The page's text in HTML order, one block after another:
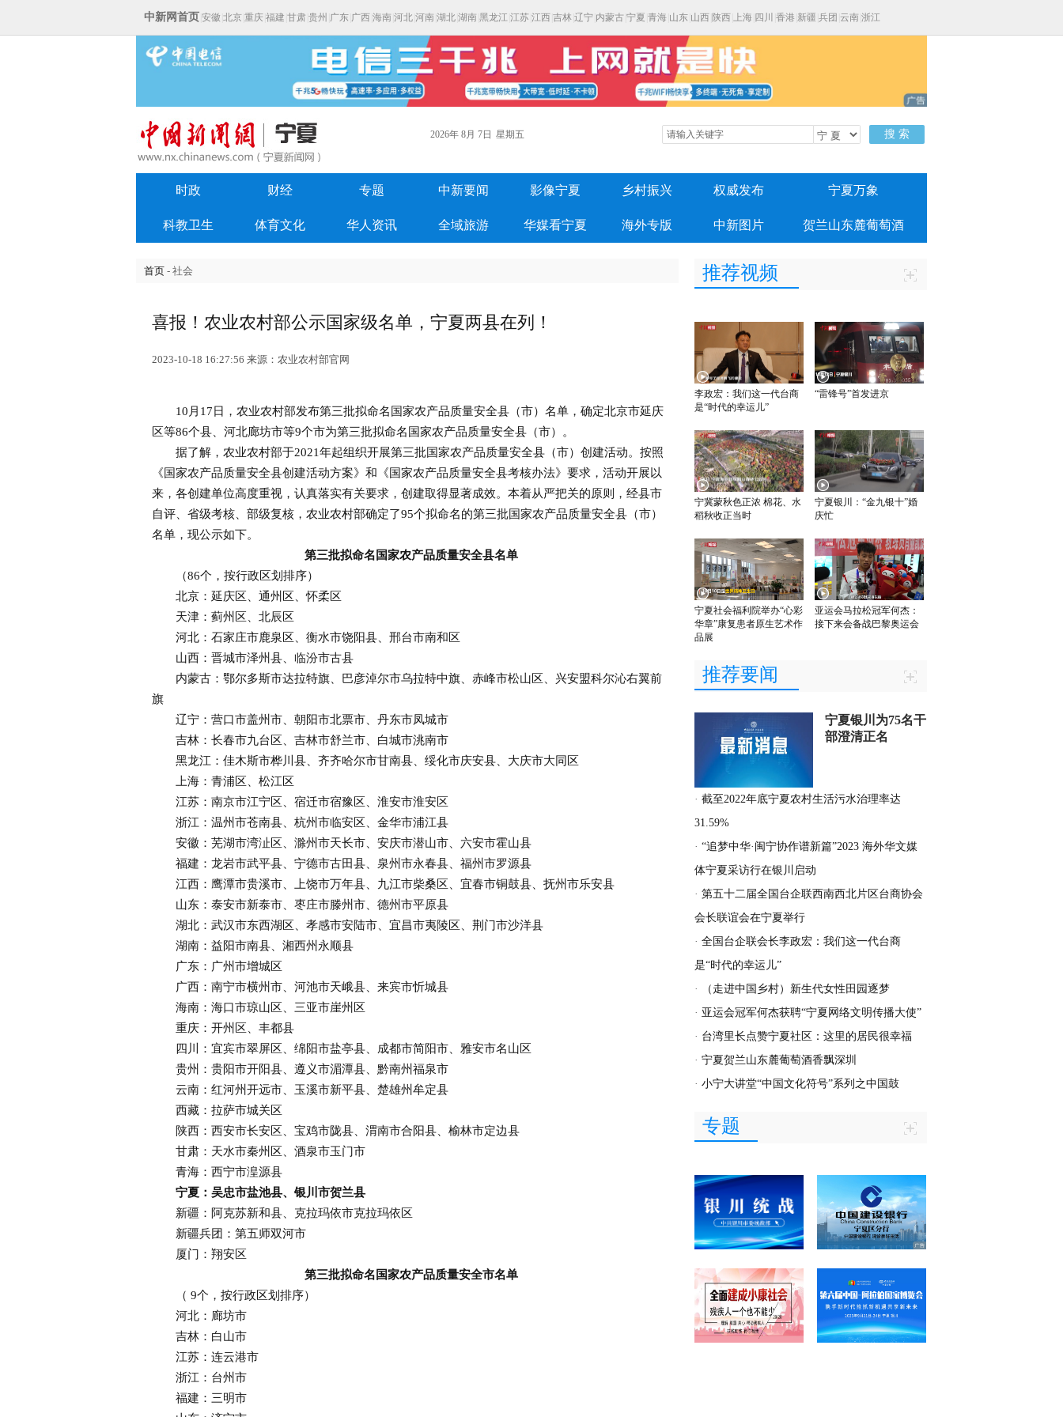
中新网首页 安徽 北京 重庆 福建 甘肃 贵州 广东 广西 海南 河北 河南 湖北 湖南 黑龙江 江苏 江西 吉林 辽宁 内蒙古 宁夏 青海 山东 山西 陕西 上海 四川 香港 新疆 兵团 云南 浙江
2026年 8月 7日 星期五 搜 索
时政 财经 专题 中新要闻 影像宁夏 乡村振兴 权威发布 宁夏万象
科教卫生 体育文化 华人资讯 全域旅游 华媒看宁夏 海外专版 中新图片 贺兰山东麓葡萄酒
首页 - 社会
喜报！农业农村部公示国家级名单，宁夏两县在列！
2023-10-18 16:27:56 来源：农业农村部官网
10月17日，农业农村部发布第三批拟命名国家农产品质量安全县（市）名单，确定北京市延庆
区等86个县、河北廊坊市等9个市为第三批拟命名国家农产品质量安全县（市）。
据了解，农业农村部于2021年起组织开展第三批国家农产品质量安全县（市）创建活动。按照
《国家农产品质量安全县创建活动方案》和《国家农产品质量安全县考核办法》要求，活动开展以
来，各创建单位高度重视，认真落实有关要求，创建取得显著成效。本着从严把关的原则，经县市
自评、省级考核、部级复核，农业农村部确定了95个拟命名的第三批国家农产品质量安全县（市）
名单，现公示如下。
第三批拟命名国家农产品质量安全县名单
（86个，按行政区划排序）
北京：延庆区、通州区、怀柔区
天津：蓟州区、北辰区
河北：石家庄市鹿泉区、衡水市饶阳县、邢台市南和区
山西：晋城市泽州县、临汾市古县
内蒙古：鄂尔多斯市达拉特旗、巴彦淖尔市乌拉特中旗、赤峰市松山区、兴安盟科尔沁右翼前
旗
辽宁：营口市盖州市、朝阳市北票市、丹东市凤城市
吉林：长春市九台区、吉林市舒兰市、白城市洮南市
黑龙江：佳木斯市桦川县、齐齐哈尔市甘南县、绥化市庆安县、大庆市大同区
上海：青浦区、松江区
江苏：南京市江宁区、宿迁市宿豫区、淮安市淮安区
浙江：温州市苍南县、杭州市临安区、金华市浦江县
安徽：芜湖市湾沚区、滁州市天长市、安庆市潜山市、六安市霍山县
福建：龙岩市武平县、宁德市古田县、泉州市永春县、福州市罗源县
江西：鹰潭市贵溪市、上饶市万年县、九江市柴桑区、宜春市铜鼓县、抚州市乐安县
山东：泰安市新泰市、枣庄市滕州市、德州市平原县
湖北：武汉市东西湖区、孝感市安陆市、宜昌市夷陵区、荆门市沙洋县
湖南：益阳市南县、湘西州永顺县
广东：广州市增城区
广西：南宁市横州市、河池市天峨县、来宾市忻城县
海南：海口市琼山区、三亚市崖州区
重庆：开州区、丰都县
四川：宜宾市翠屏区、绵阳市盐亭县、成都市简阳市、雅安市名山区
贵州：贵阳市开阳县、遵义市湄潭县、黔南州福泉市
云南：红河州开远市、玉溪市新平县、楚雄州牟定县
西藏：拉萨市城关区
陕西：西安市长安区、宝鸡市陇县、渭南市合阳县、榆林市定边县
甘肃：天水市秦州区、酒泉市玉门市
青海：西宁市湟源县
宁夏：吴忠市盐池县、银川市贺兰县
新疆：阿克苏新和县、克拉玛依市克拉玛依区
新疆兵团：第五师双河市
厦门：翔安区
第三批拟命名国家农产品质量安全市名单
（ 9个，按行政区划排序）
河北：廊坊市
吉林：白山市
江苏：连云港市
浙江：台州市
福建：三明市
推荐视频
李政宏：我们这一代台商
是“时代的幸运儿”
“雷锋号”首发进京
宁冀蒙秋色正浓 棉花、水
稻秋收正当时
宁夏银川：“金九银十”婚
庆忙
宁夏社会福利院举办“心彩
华章”康复患者原生艺术作
品展
亚运会马拉松冠军何杰：
接下来会备战巴黎奥运会
推荐要闻
宁夏银川为75名干
部澄清正名
· 截至2022年底宁夏农村生活污水治理率达
31.59%
· “追梦中华·闽宁协作谱新篇”2023 海外华文媒
体宁夏采访行在银川启动
· 第五十二届全国台企联西南西北片区台商协会
会长联谊会在宁夏举行
· 全国台企联会长李政宏：我们这一代台商
是“时代的幸运儿”
·
（走进中国乡村）新生代女性田园逐梦
· 亚运会冠军何杰获聘“宁夏网络文明传播大使”
· 台湾里长点赞宁夏社区：这里的居民很幸福
· 宁夏贺兰山东麓葡萄酒香飘深圳
· 小宁大讲堂“中国文化符号”系列之中国鼓
专题